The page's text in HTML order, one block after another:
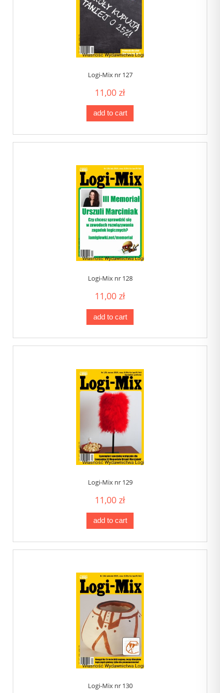
Logi-Mix nr 127
11,00 zł
add to cart
Logi-Mix nr 128
11,00 zł
add to cart
Logi-Mix nr 129
11,00 zł
add to cart
Logi-Mix nr 130